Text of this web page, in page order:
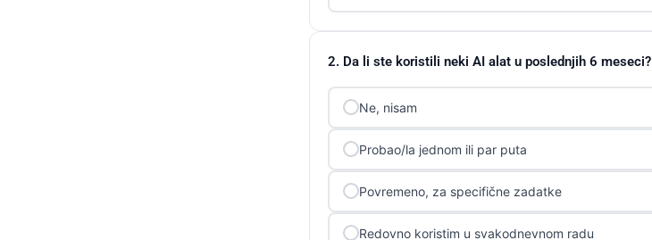
2. Da li ste koristili neki AI alat u poslednjih 6 meseci?
Ne, nisam
Probao/la jednom ili par puta
Povremeno, za specifične zadatke
Redovno koristim u svakodnevnom radu